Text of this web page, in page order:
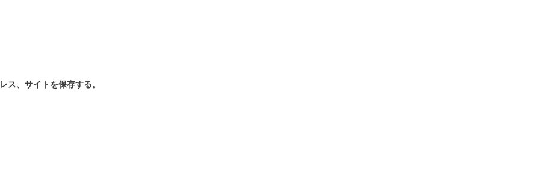
ス、サイトを保存する。